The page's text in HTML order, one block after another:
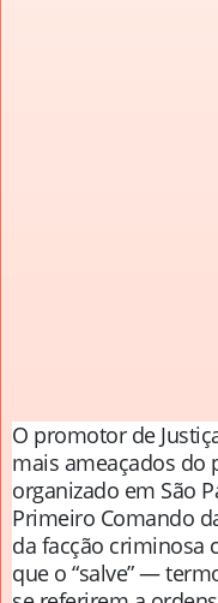
O promotor de
mais ameaçados do
organizado em São
Primeiro Comando
da facção criminosa
que o “salve” —